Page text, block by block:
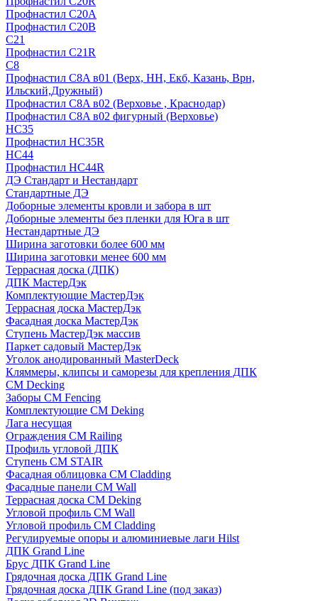
Профнастил С20А
Профнастил С20В
C21
Профнастил С21R
C8
Профнастил С8A в01 (Верх, НН, Екб, Казань, Врн,
Ильский,Дружный)
Профнастил С8A в02 (Верховье , Краснодар)
Профнастил С8A в02 фигурный (Верховье)
HС35
Профнастил HC35R
НС44
Профнастил НС44R
ДЭ Стандарт и Нестандарт
Стандартные ДЭ
Доборные элементы кровли и забора в шт
Доборные элементы без пленки для Юга в шт
Нестандартные ДЭ
Ширина заготовки более 600 мм
Ширина заготовки менее 600 мм
Террасная доска (ДПК)
ДПК МастерДэк
Комплектующие МастерДэк
Террасная доска МастерДэк
Фасадная доска МастерДэк
Ступень МастерДэк массив
Паркет садовый МастерДэк
Уголок анодированный MasterDeck
Кляммеры, клипсы и саморезы для крепления ДПК
CM Decking
Заборы CM Fencing
Комплектующие CM Deking
Лага несущая
Ограждения CM Railing
Профиль угловой ДПК
Ступень CM STAIR
Фасадная облицовка CM Cladding
Фасадные панели CM Wall
Террасная доска CM Deking
Угловой профиль CM Wall
Угловой профиль CM Cladding
Регулируемые опоры и алюминиевые лаги Hilst
ДПК Grand Line
Брус ДПК Grand Line
Грядочная доска ДПК Grand Line
Грядочная доска ДПК Grand Line (под заказ)